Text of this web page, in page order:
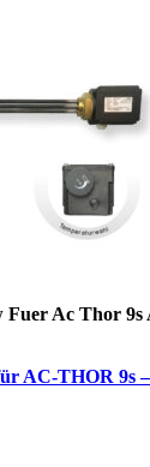
AC-THOR 9s –